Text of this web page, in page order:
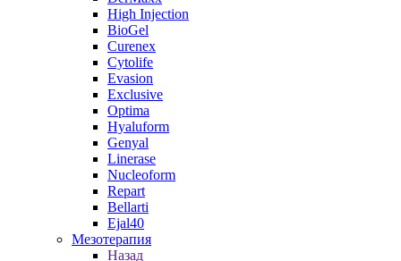
High Injection
BioGel
Curenex
Cytolife
Evasion
Exclusive
Optima
Hyaluform
Genyal
Linerase
Nucleoform
Repart
Bellarti
Ejal40
Мезотерапия
Назад